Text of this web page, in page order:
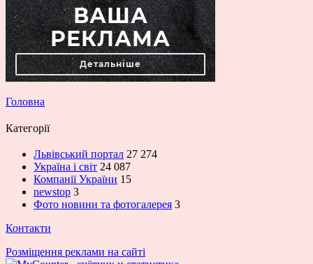
Головна
Категорії
Львівський портал 27 274
Україна і світ 24 087
Компанії України 15
newstop 3
Фото новини та фотогалерея 3
Контакти
Розміщення реклами на сайті